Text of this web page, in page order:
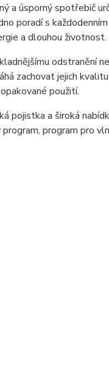
a úsporný spotřebič
poradí s
a dlouhou životnost.
odstranění
zachovat jejich
použití.
a široká
program pro